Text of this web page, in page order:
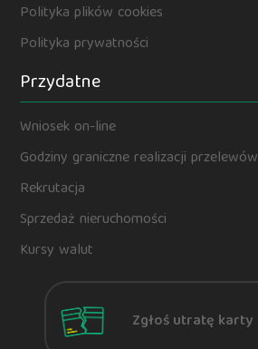
Polityka plików cookies
Polityka prywatności
Przydatne
Wniosek on-line
Godziny graniczne realizacji przelewów
Rekrutacja
Sprzedaż nieruchomości
Kursy walut
Zgłoś utratę karty